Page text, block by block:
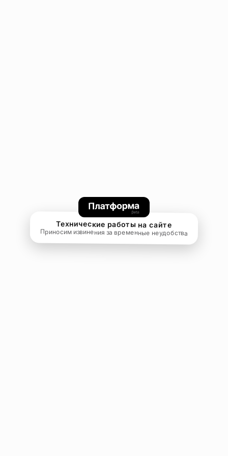
Технические работы на сайте
Приносим извинения за временные неудобства